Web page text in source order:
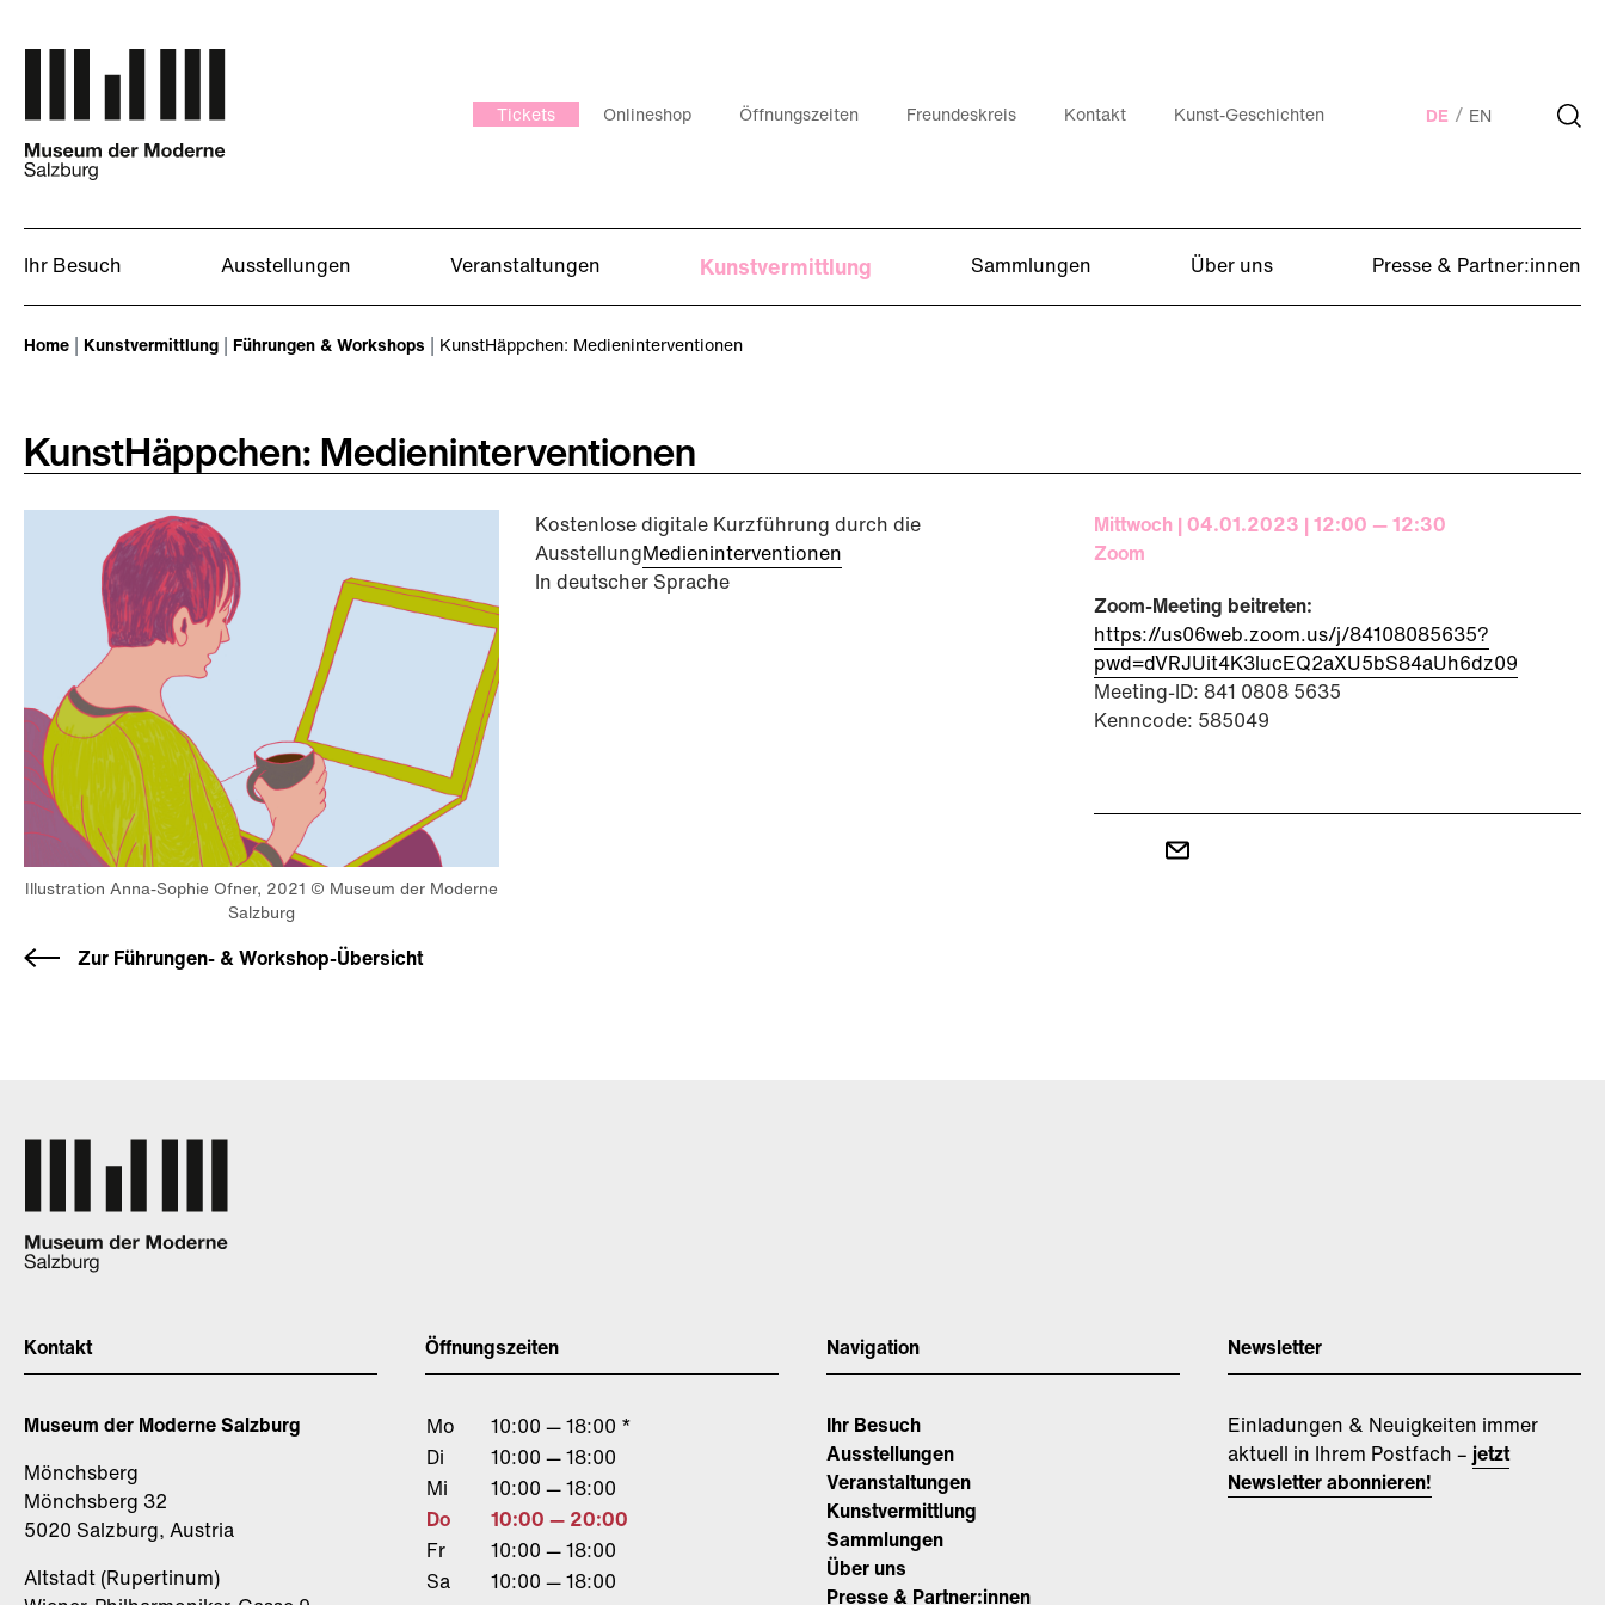
Tickets Onlineshop Öffnungszeiten Freundeskreis Kontakt Kunst-Geschichten DE EN
Ihr Besuch Ausstellungen Veranstaltungen Kunstvermittlung Sammlungen Über uns
Presse & Partner:innen
Home Kunstvermittlung Führungen & Workshops KunstHäppchen: Medieninterventionen
KunstHäppchen: Medieninterventionen
Illustration Anna-Sophie Ofner, 2021 © Museum der Moderne
Salzburg
Kostenlose digitale Kurzführung durch die
AusstellungMedieninterventionen
In deutscher Sprache
Mittwoch | 04.01.2023 | 12:00 — 12:30
Zoom
Zoom-Meeting beitreten:
https://us06web.zoom.us/j/84108085635?
pwd=dVRJUit4K3lucEQ2aXU5bS84aUh6dz09
Meeting-ID: 841 0808 5635
Kenncode: 585049
Zur Führungen- & Workshop-Übersicht
Kontakt
Museum der Moderne Salzburg
Mönchsberg
Mönchsberg 32
5020 Salzburg, Austria
Altstadt (Rupertinum)
Öffnungszeiten
Mo
10:00 — 18:00 *
Di
10:00 — 18:00
Mi
10:00 — 18:00
Do
10:00 — 20:00
Fr
10:00 — 18:00
Sa
10:00 — 18:00
Navigation
Ihr Besuch
Ausstellungen
Veranstaltungen
Kunstvermittlung
Sammlungen
Über uns
Presse & Partner:innen
Newsletter
Einladungen & Neuigkeiten immer
aktuell in Ihrem Postfach – jetzt
Newsletter abonnieren!